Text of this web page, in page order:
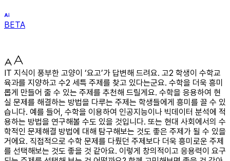
BETA
IT 지식이 풍부한 고양이 ‘요고’가 답변해 드려요. 고2 학생이 수학교
육과를 지양하고 수2 세특 주제를 찾고 있다는군요. 수학을 더욱 흥미
롭게 만들어 줄 수 있는 주제를 추천해 드릴게요. 수학을 응용하여 현
실 문제를 해결하는 방법을 다루는 주제는 학생들에게 흥미를 끌 수 있
습니다. 예를 들어, 수학을 이용하여 인공지능이나 빅데이터 분석에 적
용하는 방법을 연구해볼 수도 있을 것입니다. 또는 현대 사회에서의 수
학적인 문제해결 방법에 대해 탐구해보는 것도 좋은 주제가 될 수 있을
거에요. 직접적으로 수학 문제를 다뤘던 주제보다 더욱 흥미로운 주제
를 선택해보는 것도 좋을 것 같아요. 이렇게 창의적이고 응용력이 요구